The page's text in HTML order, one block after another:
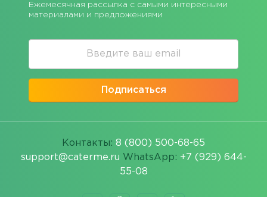
Ежемесячная рассылка с самыми интересными
материалами и предложениями
Подписаться
Контакты: 8 (800) 500-68-65
support@caterme.ru WhatsApp: +7 (929) 644-
55-08